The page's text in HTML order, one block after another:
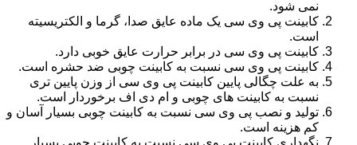
نمی شود.
کابینت پی وی سی یک ماده عایق صدا، گرما و الکتریسیته
است.
کابینت پی وی سی در برابر حرارت عایق خوبی دارد.
کابینت پی وی سی نسبت به کابینت چوبی ضد حشره است.
به علت چگالی پایین کابینت پی وی سی از وزن پایین تری
نسبت به کابینت های چوبی و ام دی اف برخوردار است.
تولید و نصب پی وی سی نسبت به کابینت چوبی بسیار آسان و
کم هزینه است.